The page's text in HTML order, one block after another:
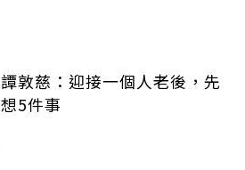
譚敦慈：迎接一個人老後，先
想5件事